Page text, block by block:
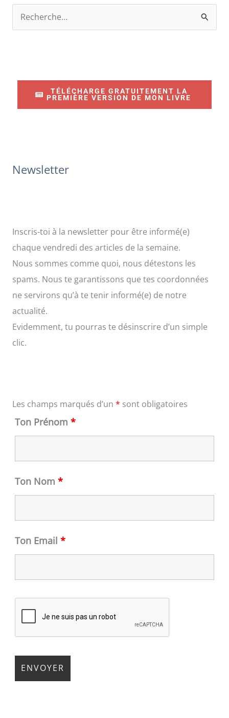
TÉLÉCHARGE GRATUITEMENT LA
PREMIÈRE VERSION DE MON LIVRE
Newsletter
Inscris-toi à la newsletter pour être informé(e)
chaque vendredi des articles de la semaine.
Nous sommes comme quoi, nous détestons les
spams. Nous te garantissons que tes coordonnées
ne servirons qu’à te tenir informé(e) de notre
actualité.
Evidemment, tu pourras te désinscrire d’un simple
clic.
Les champs marqués d’un * sont obligatoires
Ton Prénom *
Ton Nom *
Ton Email *